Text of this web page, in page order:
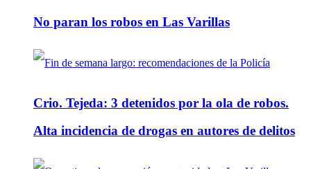
No paran los robos en Las Varillas
Crio. Tejeda: 3 detenidos por la ola de robos.
Alta incidencia de drogas en autores de delitos